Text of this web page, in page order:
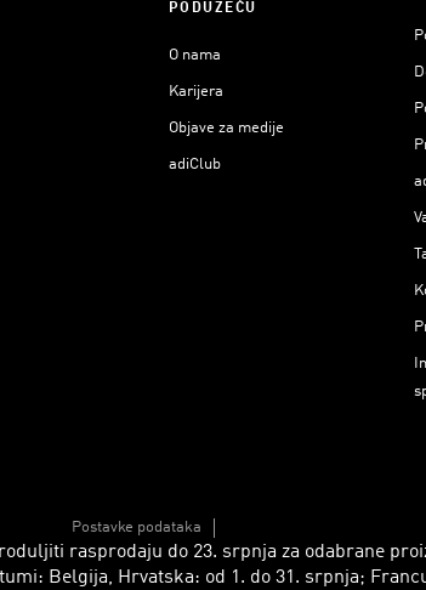
PODUZEĆU
O nama
Karijera
Objave za medije
adiClub
Postavke podataka
rasprodaju do 23. srpnja za odabrane
Belgija, Hrvatska: od 1. do 31. srpnja;